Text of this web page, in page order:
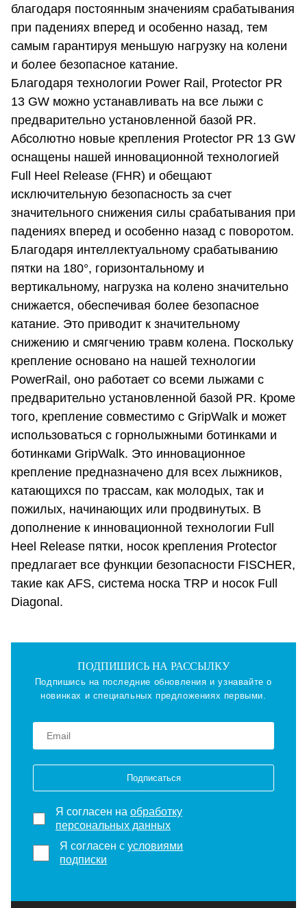
благодаря постоянным значениям срабатывания
при падениях вперед и особенно назад, тем
самым гарантируя меньшую нагрузку на колени
и более безопасное катание.
Благодаря технологии Power Rail, Protector PR
13 GW можно устанавливать на все лыжи с
предварительно установленной базой PR.
Абсолютно новые крепления Protector PR 13 GW
оснащены нашей инновационной технологией
Full Heel Release (FHR) и обещают
исключительную безопасность за счет
значительного снижения силы срабатывания при
падениях вперед и особенно назад с поворотом.
Благодаря интеллектуальному срабатыванию
пятки на 180°, горизонтальному и
вертикальному, нагрузка на колено значительно
снижается, обеспечивая более безопасное
катание. Это приводит к значительному
снижению и смягчению травм колена. Поскольку
крепление основано на нашей технологии
PowerRail, оно работает со всеми лыжами с
предварительно установленной базой PR. Кроме
того, крепление совместимо с GripWalk и может
использоваться с горнолыжными ботинками и
ботинками GripWalk. Это инновационное
крепление предназначено для всех лыжников,
катающихся по трассам, как молодых, так и
пожилых, начинающих или продвинутых. В
дополнение к инновационной технологии Full
Heel Release пятки, носок крепления Protector
предлагает все функции безопасности FISCHER,
такие как AFS, система носка TRP и носок Full
Diagonal.
ПОДПИШИСЬ НА РАССЫЛКУ
Подпишись на последние обновления и узнавайте о
новинках и специальных предложениях первыми.
Подписаться
Я согласен на обработку
персональных данных
Я согласен сусловиями
подписки